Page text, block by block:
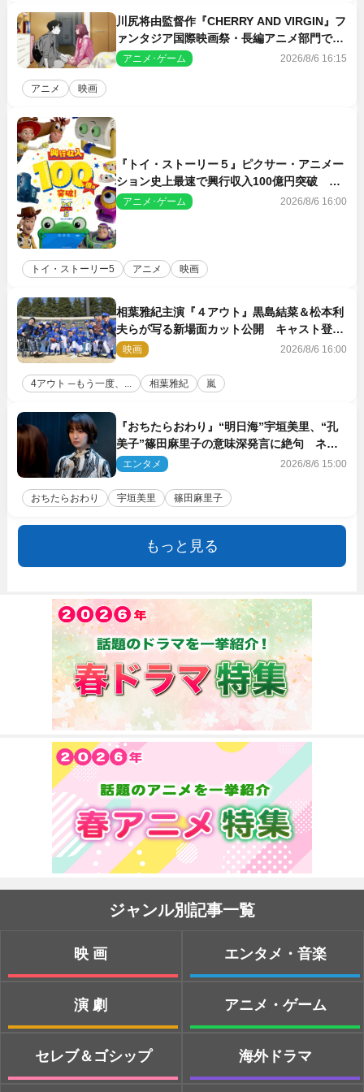
川尻将由監督作『CHERRY AND VIRGIN』フ
ァンタジア国際映画祭・長編アニメ部門で観
客賞・金賞受賞！
アニメ･ゲーム 2026/8/6 16:15
アニメ 映画
『トイ・ストーリー５』ピクサー・アニメー
ション史上最速で興行収入100億円突破 シ
リーズNo.1興収が目前
アニメ･ゲーム 2026/8/6 16:00
トイ・ストーリー5 アニメ 映画
相葉雅紀主演『４アウト』黒島結菜＆松本利
夫らが写る新場面カット公開 キャスト登壇
イベントも決定
映画 2026/8/6 16:00
4アウト ─もう一度、... 相葉雅紀 嵐
『おちたらおわり』“明日海”宇垣美里、“孔
美子”篠田麻里子の意味深発言に絶句 ネッ
ト驚き「まさか」「意外な展開」
エンタメ 2026/8/6 15:00
おちたらおわり 宇垣美里 篠田麻里子
もっと見る
ジャンル別記事一覧
映画
演劇
セレブ＆ゴシップ
エンタメ・音楽
アニメ・ゲーム
海外ドラマ